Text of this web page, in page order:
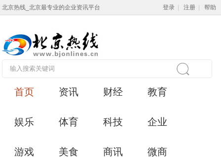
北京热线_北京最专业的企业资讯平台 登录 注册 帮助
首页 资讯 财经 教育
娱乐 体育 科技 企业
游戏 美食 商讯 微商